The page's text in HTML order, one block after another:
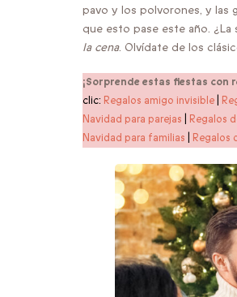
pavo y los polvorones, y las
que esto pase este año. ¿La
la cena. Olvídate de los
¡Sorprende estas fiestas con
clic: Regalos amigo invisible
Navidad para parejas
Regalos
Navidad para familias
Regalos